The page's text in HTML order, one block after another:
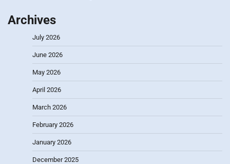
Archives
July 2026
June 2026
May 2026
April 2026
March 2026
February 2026
January 2026
December 2025